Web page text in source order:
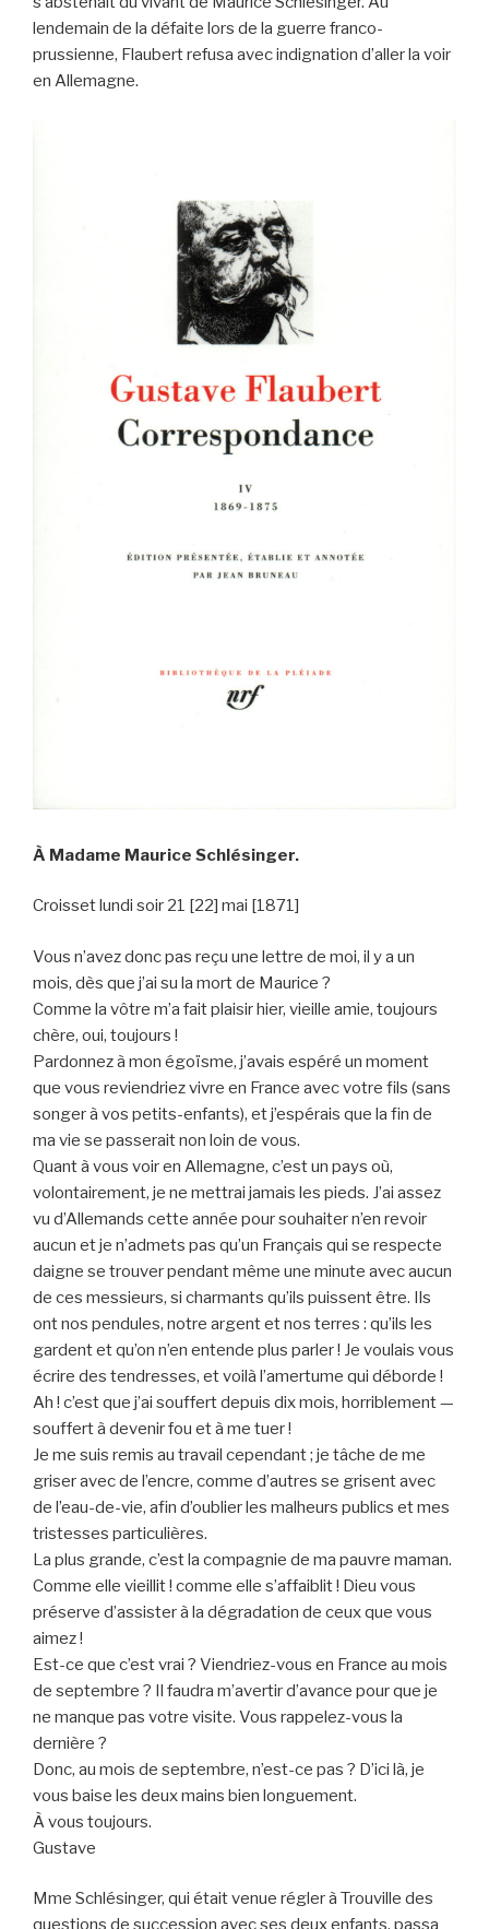
lendemain de la défaite lors de la guerre franco-
prussienne, Flaubert refusa avec indignation d’aller la voir
en Allemagne.
À Madame Maurice Schlésinger.
Croisset lundi soir 21 [22] mai [1871]
Vous n’avez donc pas reçu une lettre de moi, il y a un
mois, dès que j’ai su la mort de Maurice ?
Comme la vôtre m’a fait plaisir hier, vieille amie, toujours
chère, oui, toujours !
Pardonnez à mon égoïsme, j’avais espéré un moment
que vous reviendriez vivre en France avec votre fils (sans
songer à vos petits-enfants), et j’espérais que la fin de
ma vie se passerait non loin de vous.
Quant à vous voir en Allemagne, c’est un pays où,
volontairement, je ne mettrai jamais les pieds. J’ai assez
vu d’Allemands cette année pour souhaiter n’en revoir
aucun et je n’admets pas qu’un Français qui se respecte
daigne se trouver pendant même une minute avec aucun
de ces messieurs, si charmants qu’ils puissent être. Ils
ont nos pendules, notre argent et nos terres : qu’ils les
gardent et qu’on n’en entende plus parler ! Je voulais vous
écrire des tendresses, et voilà l’amertume qui déborde !
Ah ! c’est que j’ai souffert depuis dix mois, horriblement —
souffert à devenir fou et à me tuer !
Je me suis remis au travail cependant ; je tâche de me
griser avec de l’encre, comme d’autres se grisent avec
de l’eau-de-vie, afin d’oublier les malheurs publics et mes
tristesses particulières.
La plus grande, c’est la compagnie de ma pauvre maman.
Comme elle vieillit ! comme elle s’affaiblit ! Dieu vous
préserve d’assister à la dégradation de ceux que vous
aimez !
Est-ce que c’est vrai ? Viendriez-vous en France au mois
de septembre ? Il faudra m’avertir d’avance pour que je
ne manque pas votre visite. Vous rappelez-vous la
dernière ?
Donc, au mois de septembre, n’est-ce pas ? D’ici là, je
vous baise les deux mains bien longuement.
À vous toujours.
Gustave
Mme Schlésinger, qui était venue régler à Trouville des
questions de succession avec ses deux enfants, passa